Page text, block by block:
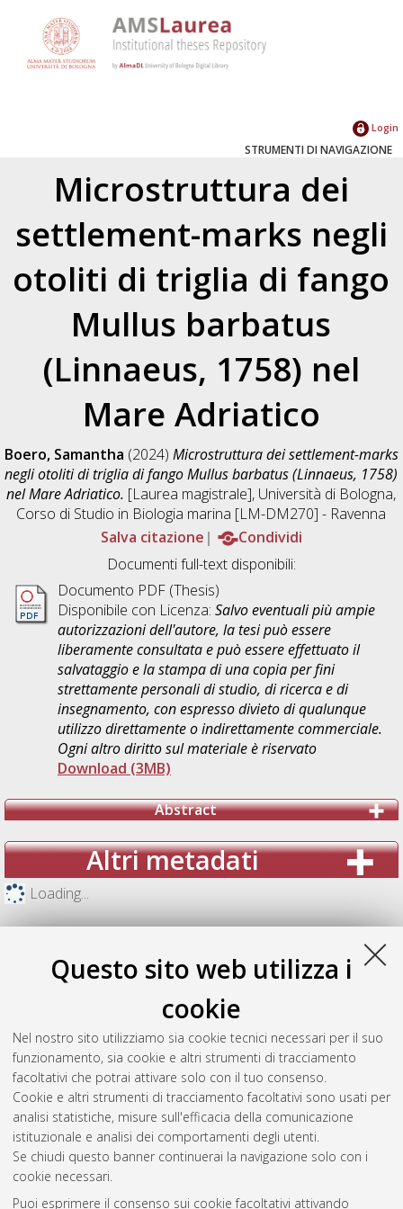
Questo sito web utilizza i
cookie
Nel nostro sito utilizziamo sia cookie tecnici necessari per il suo
funzionamento, sia cookie e altri strumenti di tracciamento
facoltativi che potrai attivare solo con il tuo consenso.
Cookie e altri strumenti di tracciamento facoltativi sono usati per
analisi statistiche, misure sull'efficacia della comunicazione
istituzionale e analisi dei comportamenti degli utenti.
Se chiudi questo banner continuerai la navigazione solo con i
cookie necessari.
Puoi esprimere il consenso sui cookie facoltativi attivando
Login
STRUMENTI DI NAVIGAZIONE
Microstruttura dei
settlement-marks negli
otoliti di triglia di fango
Mullus barbatus
(Linnaeus, 1758) nel
Mare Adriatico
Boero, Samantha (2024) Microstruttura dei settlement-marks
negli otoliti di triglia di fango Mullus barbatus (Linnaeus, 1758)
nel Mare Adriatico. [Laurea magistrale], Università di Bologna,
Corso di Studio in Biologia marina [LM-DM270] - Ravenna
Salva citazione
Condividi
Documenti full-text disponibili:
Documento PDF (Thesis)
Disponibile con Licenza: Salvo eventuali più ampie
autorizzazioni dell'autore, la tesi può essere
liberamente consultata e può essere effettuato il
salvataggio e la stampa di una copia per fini
strettamente personali di studio, di ricerca e di
insegnamento, con espresso divieto di qualunque
utilizzo direttamente o indirettamente commerciale.
Ogni altro diritto sul materiale è riservato
Download (3MB)
Abstract
Altri metadati
Loading...
Gestione del documento:
Atom